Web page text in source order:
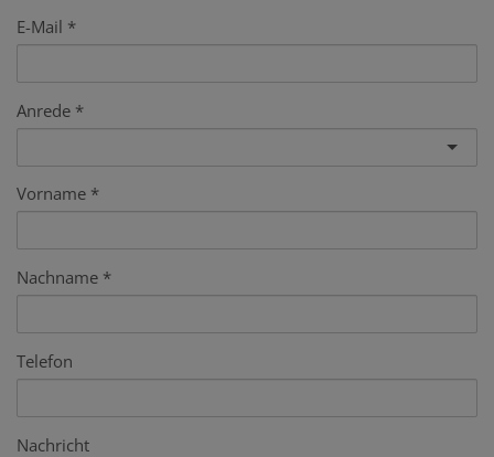
E-Mail
Anrede
Vorname
Nachname
Telefon
Nachricht